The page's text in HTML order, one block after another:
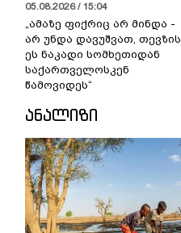
05.08.2026 / 15:04
„ამაზე ფიქრიც არ მინდა -
არ უნდა დავუშვათ, თევზის
ეს ნაკადი სომხეთიდან
საქართველოსკენ
წამოვიდეს“
ᲐᲜᲐᲚᲘᲖᲘ